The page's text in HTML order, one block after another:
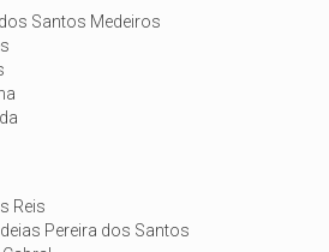
Santos Medeiros
Reis
Pereira dos Santos